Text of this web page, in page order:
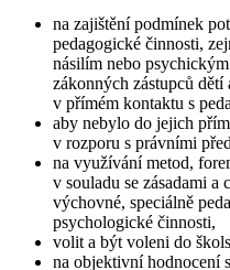
na zajištění podmínek
pedagogické činnosti,
násilím nebo
zákonných zástupců dětí
v přímém kontaktu s
aby nebylo do jejich
v rozporu s právními
na využívání metod,
v souladu se zásadami
výchovné, speciálně
psychologické činnosti,
volit a být voleni do
na objektivní hodnocení